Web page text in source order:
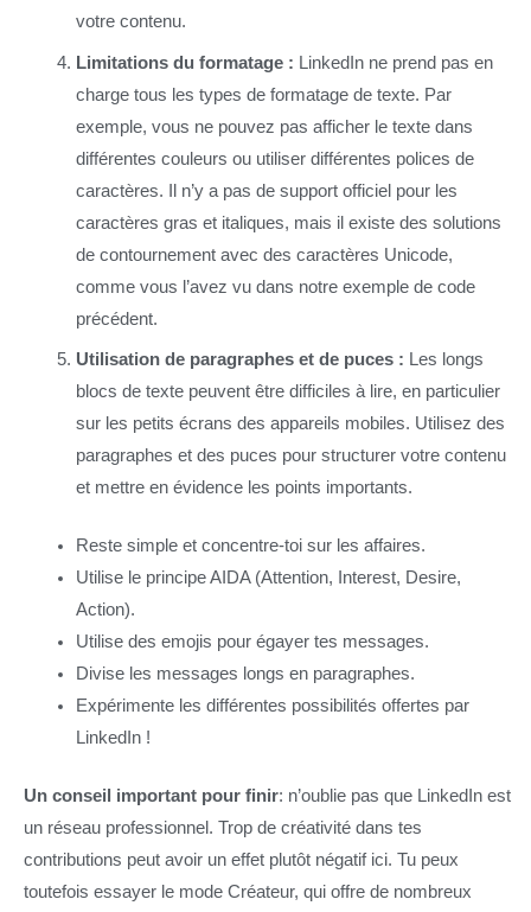
votre contenu.
Limitations du formatage : LinkedIn ne prend pas en
charge tous les types de formatage de texte. Par
exemple, vous ne pouvez pas afficher le texte dans
différentes couleurs ou utiliser différentes polices de
caractères. Il n’y a pas de support officiel pour les
caractères gras et italiques, mais il existe des solutions
de contournement avec des caractères Unicode,
comme vous l’avez vu dans notre exemple de code
précédent.
Utilisation de paragraphes et de puces : Les longs
blocs de texte peuvent être difficiles à lire, en particulier
sur les petits écrans des appareils mobiles. Utilisez des
paragraphes et des puces pour structurer votre contenu
et mettre en évidence les points importants.
Reste simple et concentre-toi sur les affaires.
Utilise le principe AIDA (Attention, Interest, Desire,
Action).
Utilise des emojis pour égayer tes messages.
Divise les messages longs en paragraphes.
Expérimente les différentes possibilités offertes par
LinkedIn !
Un conseil important pour finir: n’oublie pas que LinkedIn est
un réseau professionnel. Trop de créativité dans tes
contributions peut avoir un effet plutôt négatif ici. Tu peux
toutefois essayer le mode Créateur, qui offre de nombreux